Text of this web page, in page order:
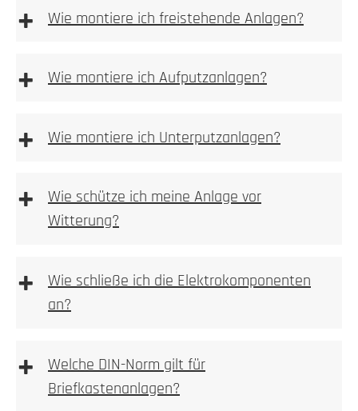
+ Wie montiere ich freistehende Anlagen?
+ Wie montiere ich Aufputzanlagen?
+ Wie montiere ich Unterputzanlagen?
+
Wie schütze ich meine Anlage vor
Witterung?
+
Wie schließe ich die Elektrokomponenten
an?
Wir empfehlen die Elektroinstallation aber immer
+
Welche DIN-Norm gilt für
Briefkastenanlagen?